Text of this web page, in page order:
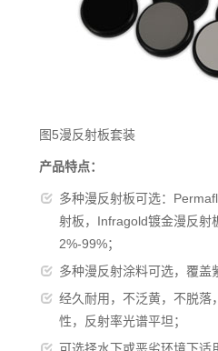
图5漫反射板套装
产品特点：
多种漫反射板可选：
射板，Infragold镀金漫反射
2%-99%；
多种漫反射涂料可选，覆盖
经久耐用，不泛黄，不脱落
性，反射率光谱平坦；